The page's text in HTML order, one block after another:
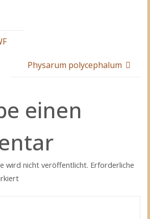
Physarum polycephalum
einen
wird nicht veröffentlicht. Erforderliche